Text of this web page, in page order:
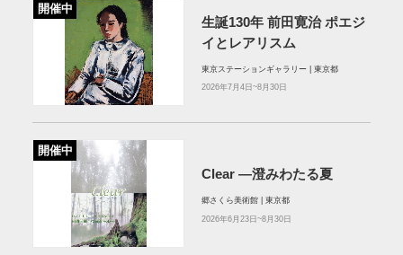
開催中
生誕130年 前田寛治 ポエジ
イとレアリスム
東京ステーションギャラリー | 東京都
2026年7月4日~8月30日
開催中
Clear ―澄みわたる夏
郷さくら美術館 | 東京都
2026年6月23日~8月30日